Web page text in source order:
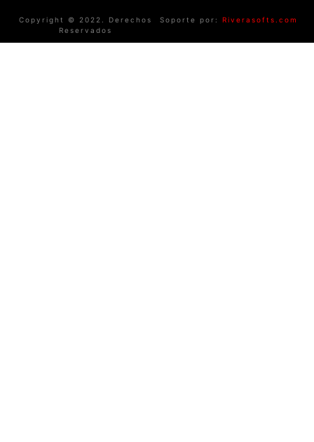
Copyright © 2022. Derechos
Reservados
Soporte por: Riverasofts.com